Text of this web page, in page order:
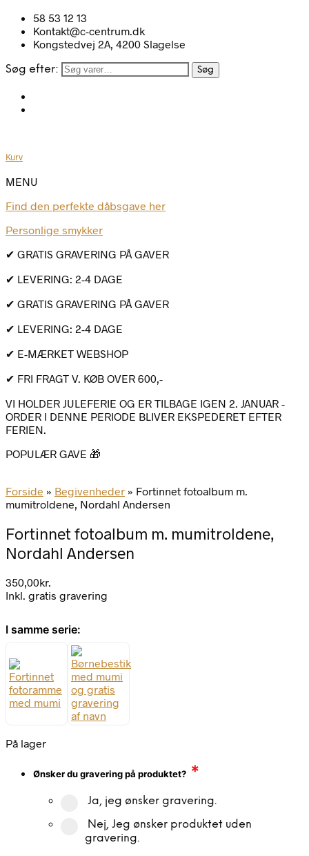
58 53 12 13
Kontakt@c-centrum.dk
Kongstedvej 2A, 4200 Slagelse
Søg efter: Søg
Kurv
MENU
Find den perfekte dåbsgave her
Personlige smykker
✔ GRATIS GRAVERING PÅ GAVER
✔ LEVERING: 2-4 DAGE
✔ GRATIS GRAVERING PÅ GAVER
✔ LEVERING: 2-4 DAGE
✔ E-MÆRKET WEBSHOP
✔ FRI FRAGT V. KØB OVER 600,-
VI HOLDER JULEFERIE OG ER TILBAGE IGEN 2. JANUAR -
ORDER I DENNE PERIODE BLIVER EKSPEDERET EFTER
FERIEN.
POPULÆR GAVE 🎁
Forside » Begivenheder » Fortinnet fotoalbum m.
mumitroldene, Nordahl Andersen
Fortinnet fotoalbum m. mumitroldene,
Nordahl Andersen
350,00kr.
Inkl. gratis gravering
I samme serie:
På lager
Ønsker du gravering på produktet? *
Ja, jeg ønsker gravering.
Nej, Jeg ønsker produktet uden
gravering.